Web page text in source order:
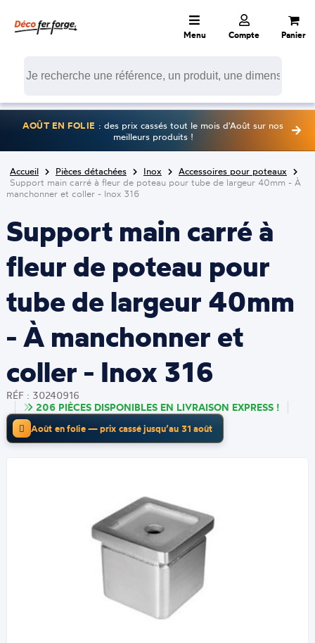
Menu Compte Panier
AOÛT EN FOLIE : des prix cassés tout le mois d'Août sur nos
meilleurs produits !
Accueil Pièces détachées Inox
Accessoires pour poteaux
Support main carré à fleur de poteau pour tube de largeur 40mm - À
manchonner et coller - Inox 316
Support main carré à
fleur de poteau pour
tube de largeur 40mm
- À manchonner et
coller - Inox 316
RÉF : 30240916
206 PIÈCES DISPONIBLES EN LIVRAISON EXPRESS !
Août en folie — prix cassé jusqu’au 31 août